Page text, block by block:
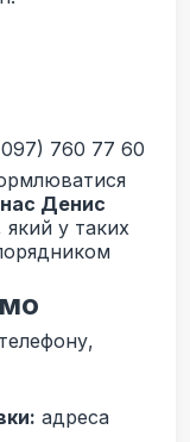
760 77 60
Денис
який у таких
адреса